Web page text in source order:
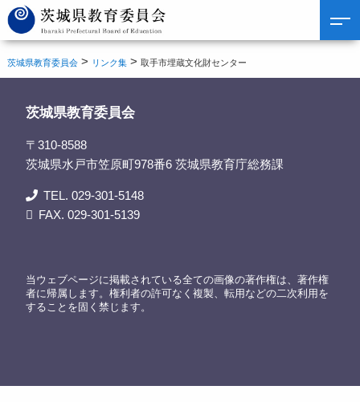
茨城県教育委員会 > リンク集 >取手市埋蔵文化財センター
茨城県教育委員会
〒310-8588
茨城県水戸市笠原町978番6 茨城県教育庁総務課
TEL. 029-301-5148
FAX. 029-301-5139
当ウェブページに掲載されている全ての画像の著作権は、著作権
者に帰属します。権利者の許可なく複製、転用などの二次利用を
することを固く禁じます。